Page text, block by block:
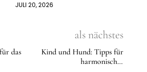
JULI 20, 2026
das
als nächstes
Kind und Hund: Tipps für
harmonisches